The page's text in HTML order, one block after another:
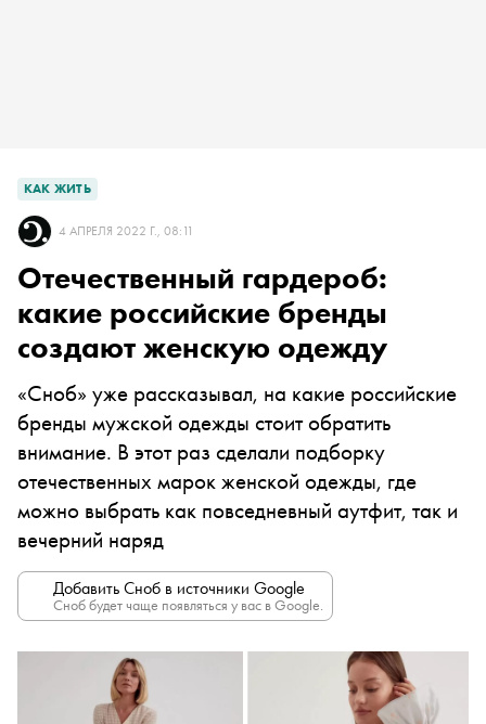
КАК ЖИТЬ
4 АПРЕЛЯ 2022 Г., 08:11
Отечественный гардероб:
какие российские бренды
создают женскую одежду
«Сноб» уже рассказывал, на какие российские
бренды мужской одежды стоит обратить
внимание. В этот раз сделали подборку
отечественных марок женской одежды, где
можно выбрать как повседневный аутфит, так и
вечерний наряд
Добавить Сноб в источники Google
Сноб будет чаще появляться у вас в Google.